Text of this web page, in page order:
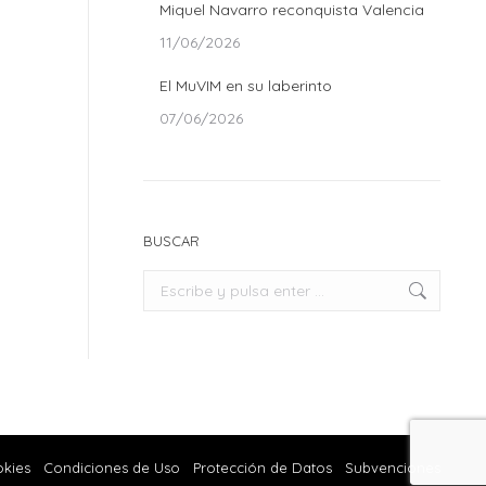
Miquel Navarro reconquista Valencia
11/06/2026
El MuVIM en su laberinto
07/06/2026
BUSCAR
Buscar:
Condiciones de Uso Protección de Datos Subvenciones